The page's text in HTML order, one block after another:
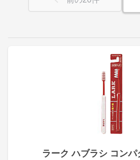
ラーク ハブラシ コン